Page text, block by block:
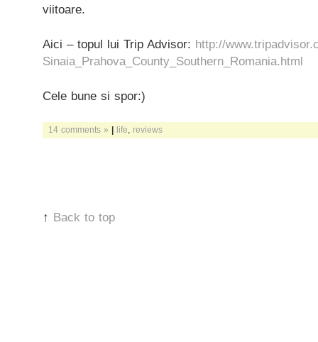
viitoare.
Aici – topul lui Trip Advisor: http://
Sinaia_Prahova_County_Southern_Romania.html
Cele bune si spor:)
14 comments » | life reviews
↑ Back to top